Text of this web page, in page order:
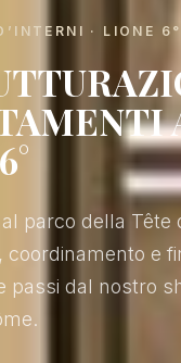
· LIONE 6°
parco della Tête
coordinamento e
passi dal nostro